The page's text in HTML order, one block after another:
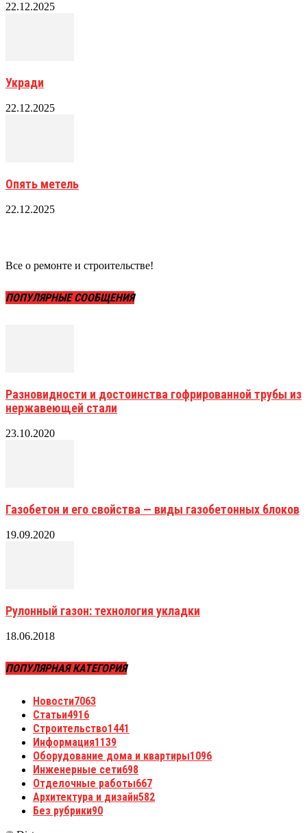
22.12.2025
Укради
22.12.2025
Опять метель
22.12.2025
Все о ремонте и строительстве!
ПОПУЛЯРНЫЕ СООБЩЕНИЯ
Разновидности и достоинства гофрированной трубы из
нержавеющей стали
23.10.2020
Газобетон и его свойства — виды газобетонных блоков
19.09.2020
Рулонный газон: технология укладки
18.06.2018
ПОПУЛЯРНАЯ КАТЕГОРИЯ
Новости7063
Статьи4916
Строительство1441
Информация1139
Оборудование дома и квартиры1096
Инженерные сети698
Отделочные работы667
Архитектура и дизайн582
Без рубрики90